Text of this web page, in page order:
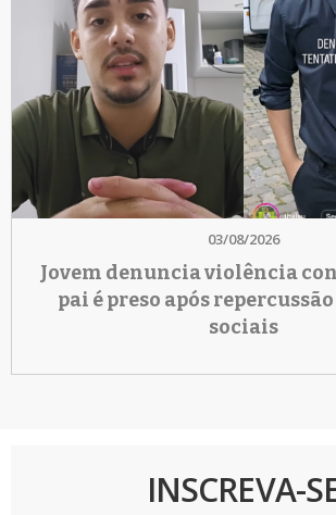
03/08/2026
Jovem denuncia violência
pai é preso após
sociais
INSCREVA-